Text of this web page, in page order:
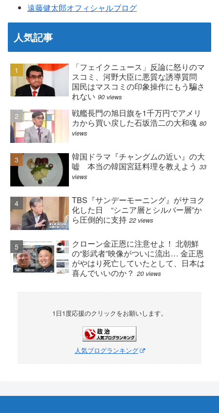
遠藤健太郎オフィシャルブログ
人気記事
「フェイクニュース」反論に怒りのマ
スコミ、河野大臣に悪質な誘導質問
国民はマスコミの印象操作にもう騙さ
れない 90 views
戦艦長門の旭日旗を1千万円でアメリ
カから買い戻した石坂浩二の大和魂 80
views
韓国ドラマ『チャングムの近い』の大
嘘 本当の韓国宮廷料理を教えよう 33
views
TBS『サンデーモーニング』がサヨク
化した日 “シニア層とシルバー層”か
ら圧倒的に支持 22 views
クローン金正恩に注意せよ！ 北朝鮮
の“影武者”映像がついに流出… 金正恩
がやはり死亡していたとして、日本は
喜んでいいのか？ 20 views
1日1度応援のクリックをお願いします。
人気ブログランキング